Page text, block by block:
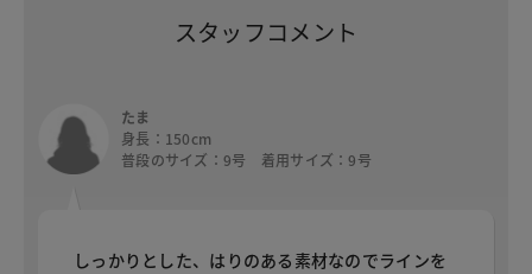
スタッフコメント
たま
身長：150cm
普段のサイズ：9号 着用サイズ：9号
しっかりとした、はりのある素材なのでラインを